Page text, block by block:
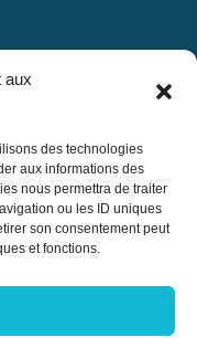
aux
des technologies
aux informations des
nous permettra de traiter
ou les ID uniques
son consentement peut
et fonctions.
Foyers Ruraux
et